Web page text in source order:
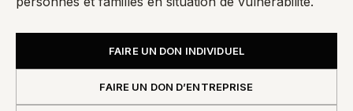
FAIRE UN DON INDIVIDUEL
FAIRE UN DON D’ENTREPRISE